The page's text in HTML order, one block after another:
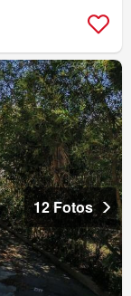
12 Fotos